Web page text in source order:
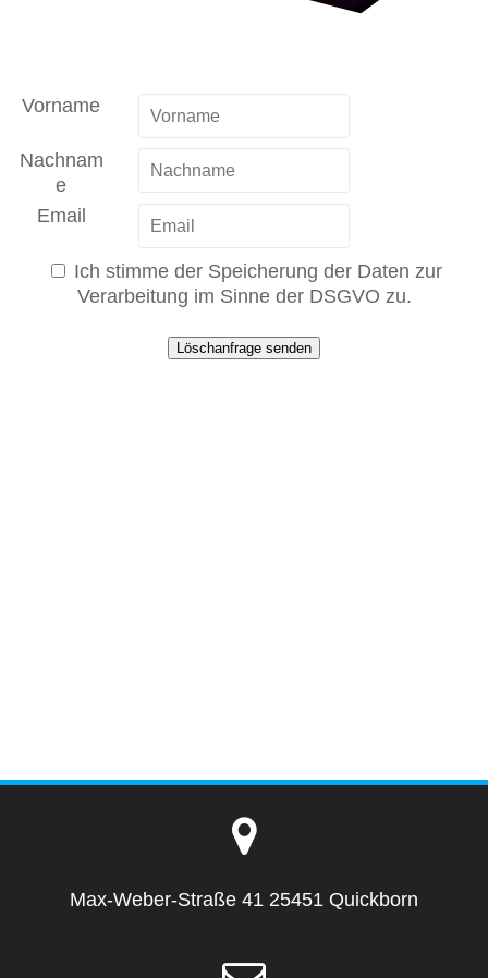
Vorname
Nachnam
e
Email
Ich stimme der Speicherung der Daten zur
Verarbeitung im Sinne der DSGVO zu.
Max-Weber-Straße 41 25451 Quickborn